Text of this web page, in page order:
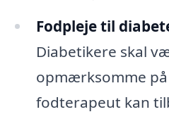
Fodpleje til
Diabetikere skal
opmærksomme
fodterapeut kan